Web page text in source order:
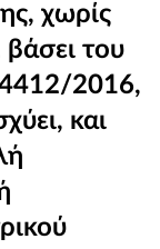
χωρίς
του
2016,
και